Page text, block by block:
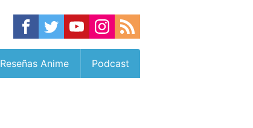
Reseñas Anime Podcast